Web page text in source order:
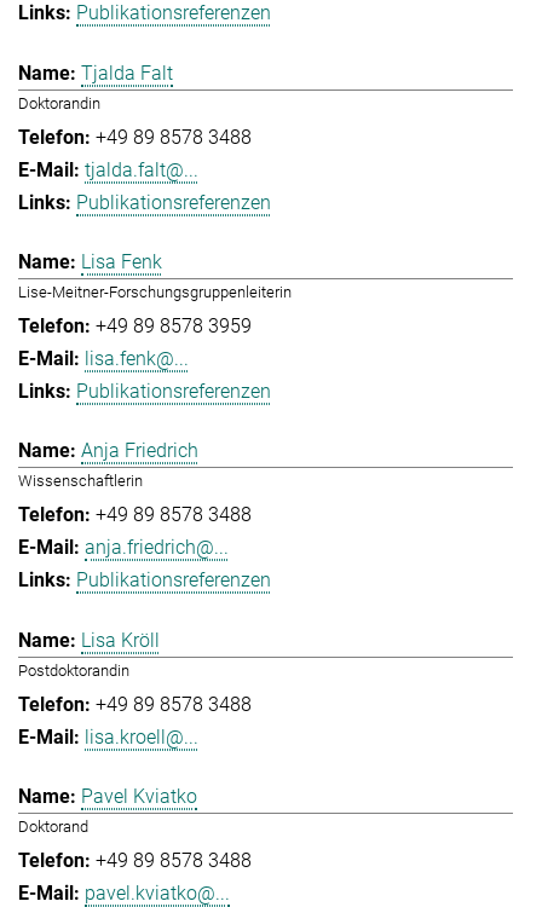
Publikationsreferenzen
Tjalda Falt
Doktorandin
+49 89 8578 3488
tjalda.falt@...
Publikationsreferenzen
Lisa Fenk
Lise-Meitner-Forschungsgruppenleiterin
+49 89 8578 3959
lisa.fenk@...
Publikationsreferenzen
Anja Friedrich
Wissenschaftlerin
+49 89 8578 3488
anja.friedrich@...
Publikationsreferenzen
Lisa Kröll
Postdoktorandin
+49 89 8578 3488
lisa.kroell@...
Pavel Kviatko
Doktorand
+49 89 8578 3488
pavel.kviatko@...